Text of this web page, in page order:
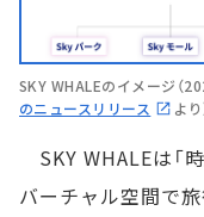
SKY WHALEのイメージ（
のニュースリリース
より
SKY WHALEは「
バーチャル空間で